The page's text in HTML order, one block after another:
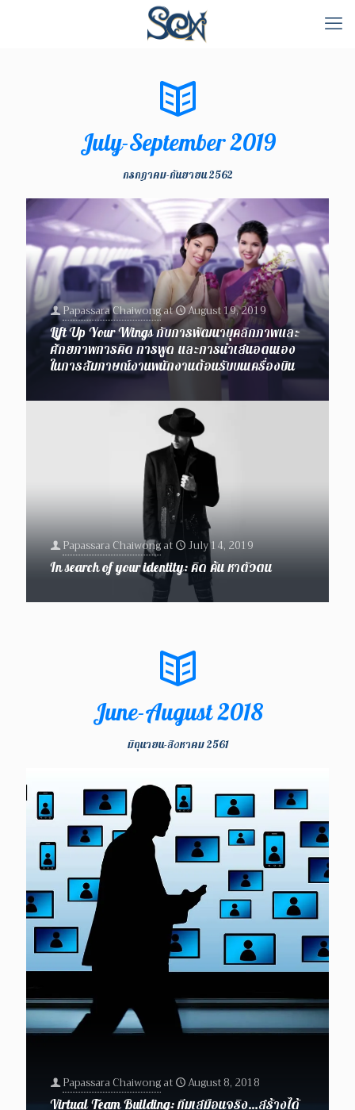
July-September 2019
กรกฎาคม-กันยายน 2562
Papassara Chaiwongat
August 19, 2019
Lift Up Your Wings กับการพัฒนาบุคลิกภาพและ
ศักยภาพการคิด การพูด และการนำเสนอตนเอง
ในการสัมภาษณ์งานพนักงานต้อนรับบนเครื่องบิน
Papassara Chaiwongat
July 14, 2019
In search of your identity: คิด ค้น หาตัวตน
June-August 2018
มิถุนายน-สิงหาคม 2561
Papassara Chaiwongat
August 8, 2018
Virtual Team Building: ทีมเสมือนจริง…สร้างได้